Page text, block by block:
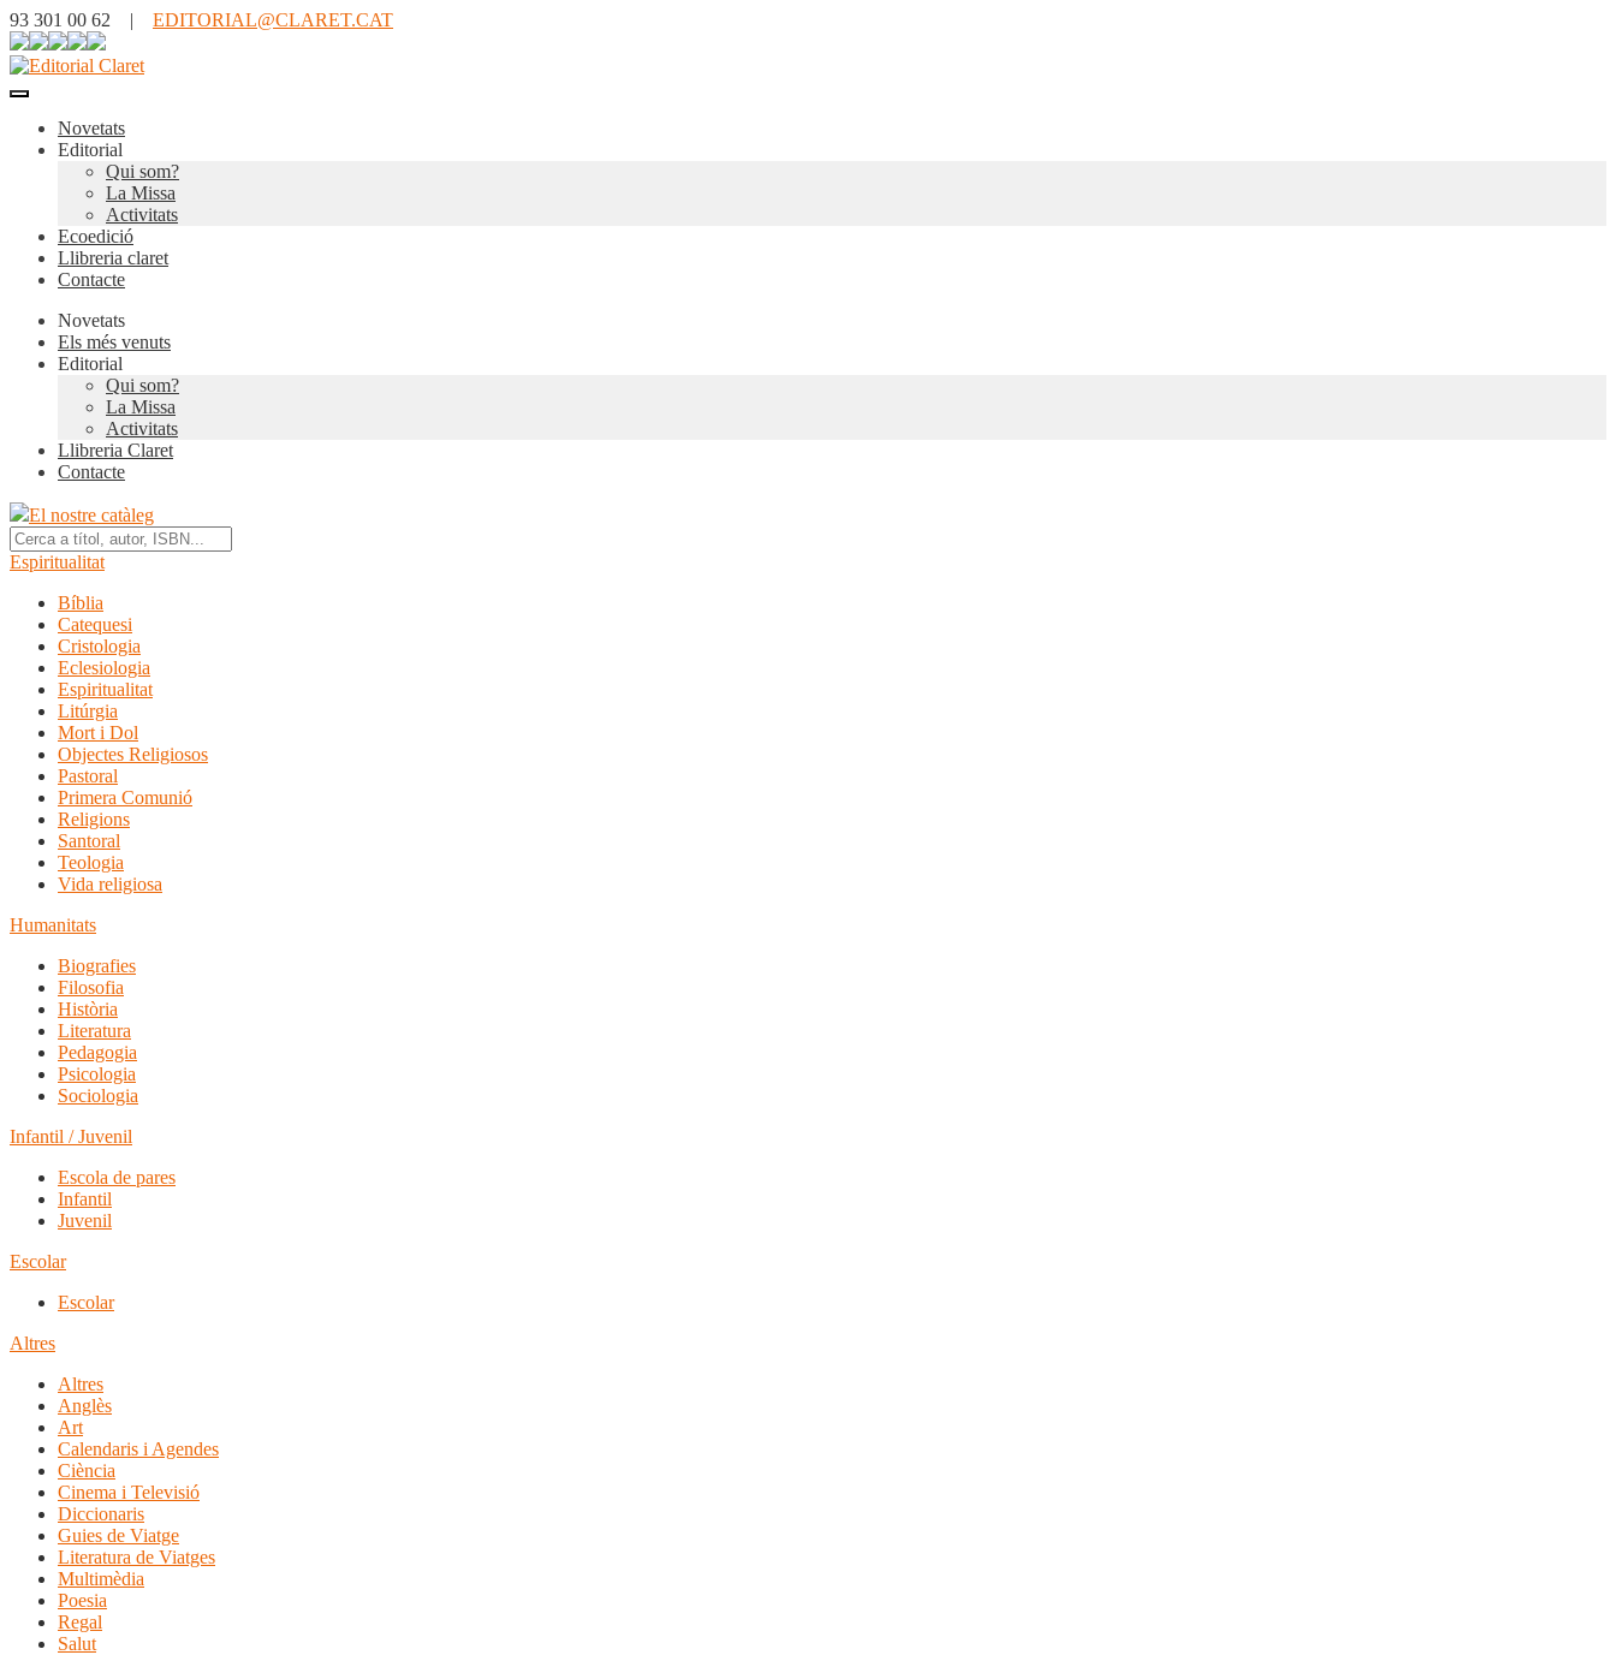
93 301 00 62 | EDITORIAL@CLARET.CAT
Novetats
Editorial
Qui som?
La Missa
Activitats
Ecoedició
Llibreria claret
Contacte
Novetats
Els més venuts
Editorial
Qui som?
La Missa
Activitats
Llibreria Claret
Contacte
El nostre catàleg
Espiritualitat
Bíblia
Catequesi
Cristologia
Eclesiologia
Espiritualitat
Litúrgia
Mort i Dol
Objectes Religiosos
Pastoral
Primera Comunió
Religions
Santoral
Teologia
Vida religiosa
Humanitats
Biografies
Filosofia
Història
Literatura
Pedagogia
Psicologia
Sociologia
Infantil / Juvenil
Escola de pares
Infantil
Juvenil
Escolar
Escolar
Altres
Altres
Anglès
Art
Calendaris i Agendes
Ciència
Cinema i Televisió
Diccionaris
Guies de Viatge
Literatura de Viatges
Multimèdia
Poesia
Regal
Salut